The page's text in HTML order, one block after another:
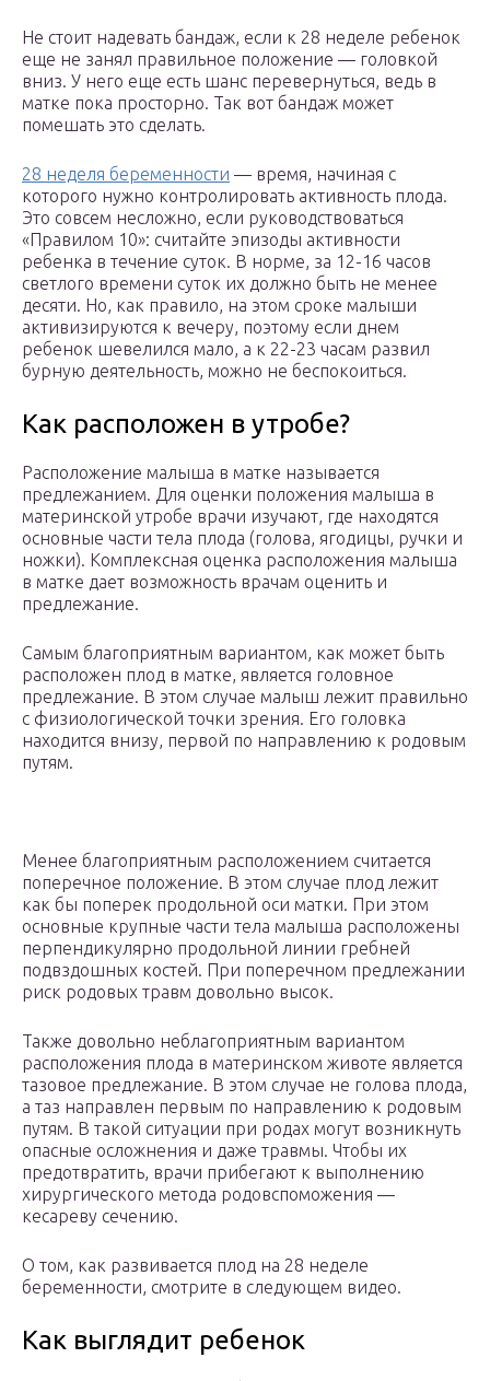
Не стоит надевать бандаж, если к 28 неделе ребенок
еще не занял правильное положение — головкой
вниз. У него еще есть шанс перевернуться, ведь в
матке пока просторно. Так вот бандаж может
помешать это сделать.
28 неделя беременности — время, начиная с
которого нужно контролировать активность плода.
Это совсем несложно, если руководствоваться
«Правилом 10»: считайте эпизоды активности
ребенка в течение суток. В норме, за 12-16 часов
светлого времени суток их должно быть не менее
десяти. Но, как правило, на этом сроке малыши
активизируются к вечеру, поэтому если днем
ребенок шевелился мало, а к 22-23 часам развил
бурную деятельность, можно не беспокоиться.
Как расположен в утробе?
Расположение малыша в матке называется
предлежанием. Для оценки положения малыша в
материнской утробе врачи изучают, где находятся
основные части тела плода (голова, ягодицы, ручки и
ножки). Комплексная оценка расположения малыша
в матке дает возможность врачам оценить и
предлежание.
Самым благоприятным вариантом, как может быть
расположен плод в матке, является головное
предлежание. В этом случае малыш лежит правильно
с физиологической точки зрения. Его головка
находится внизу, первой по направлению к родовым
путям.
Менее благоприятным расположением считается
поперечное положение. В этом случае плод лежит
как бы поперек продольной оси матки. При этом
основные крупные части тела малыша расположены
перпендикулярно продольной линии гребней
подвздошных костей. При поперечном предлежании
риск родовых травм довольно высок.
Также довольно неблагоприятным вариантом
расположения плода в материнском животе является
тазовое предлежание. В этом случае не голова плода,
а таз направлен первым по направлению к родовым
путям. В такой ситуации при родах могут возникнуть
опасные осложнения и даже травмы. Чтобы их
предотвратить, врачи прибегают к выполнению
хирургического метода родовспоможения —
кесареву сечению.
О том, как развивается плод на 28 неделе
беременности, смотрите в следующем видео.
Как выглядит ребенок